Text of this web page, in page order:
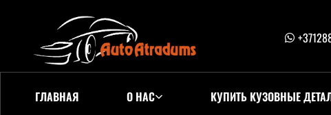
ГЛАВНАЯ О НАС КУПИТЬ КУЗОВНЫЕ